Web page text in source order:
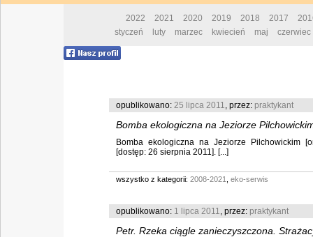
2022 2021 2020 2019 2018 2017
styczeń
luty marzec kwiecień maj czerwiec
opublikowano: 25 lipca 2011, przez: praktykant
Bomba ekologiczna na Jeziorze
Bomba ekologiczna na Jeziorze Pilchowickim
[dostęp: 26 sierpnia 2011]. [...]
wszystko z kategorii: 2008-2021 eko-serwis
opublikowano: 1 lipca 2011, przez: praktykant
Petr. Rzeka ciągle zanieczyszczona.